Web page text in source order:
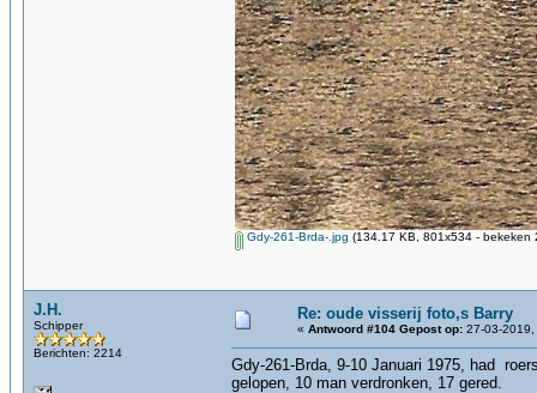
Gdy-261-Brda-.jpg (134.17 KB, 801x534 - bekeken
J.H.
Schipper
Berichten: 2214
Re: oude visserij foto,s Barry
« Antwoord #104 Gepost op: 27-03-
Gdy-261-Brda, 9-10 Januari 1975, had
gelopen, 10 man verdronken, 17 gered.